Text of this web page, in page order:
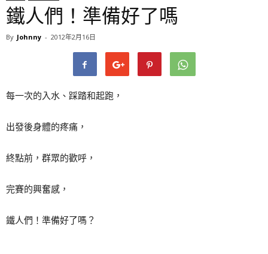
鐵人們！準備好了嗎
By Johnny - 2012年2月16日
每一次的入水、踩踏和起跑，
出發後身體的疼痛，
終點前，群眾的歡呼，
完賽的興奮感，
鐵人們！準備好了嗎？